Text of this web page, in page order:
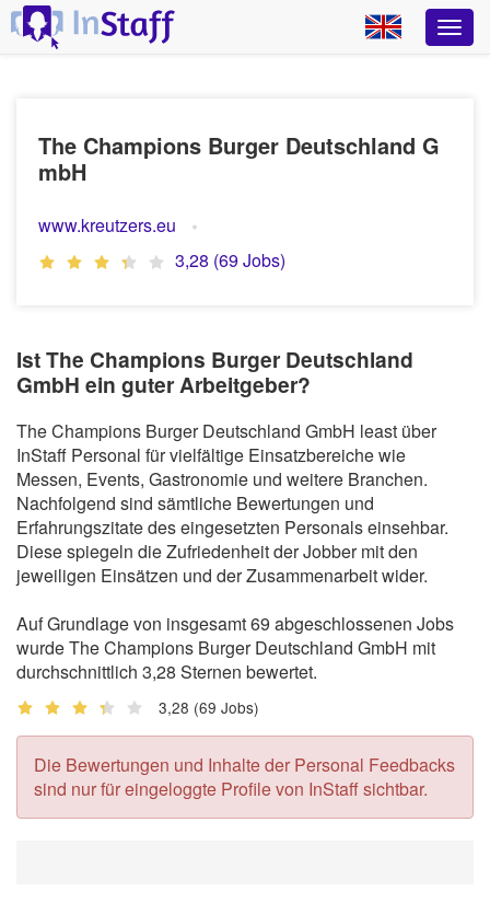
The Champions Burger Deutschland G
mbH
www.kreutzers.eu
3,28 (69 Jobs)
Ist The Champions Burger Deutschland
GmbH ein guter Arbeitgeber?
The Champions Burger Deutschland GmbH least über
InStaff Personal für vielfältige Einsatzbereiche wie
Messen, Events, Gastronomie und weitere Branchen.
Nachfolgend sind sämtliche Bewertungen und
Erfahrungszitate des eingesetzten Personals einsehbar.
Diese spiegeln die Zufriedenheit der Jobber mit den
jeweiligen Einsätzen und der Zusammenarbeit wider.
Auf Grundlage von insgesamt 69 abgeschlossenen Jobs
wurde The Champions Burger Deutschland GmbH mit
durchschnittlich 3,28 Sternen bewertet.
3,28 (69 Jobs)
Die Bewertungen und Inhalte der Personal Feedbacks
sind nur für eingeloggte Profile von InStaff sichtbar.